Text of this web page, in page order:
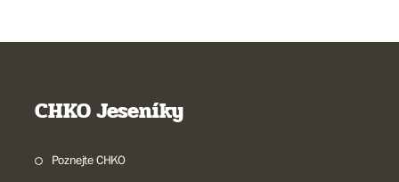
CHKO Jeseníky
Poznejte CHKO